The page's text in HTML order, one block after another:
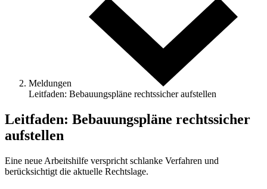
Meldungen
Leitfaden: Bebauungspläne rechtssicher aufstellen
Leitfaden: Bebauungspläne rechtssicher
aufstellen
Eine neue Arbeitshilfe verspricht schlanke Verfahren und
berücksichtigt die aktuelle Rechtslage.